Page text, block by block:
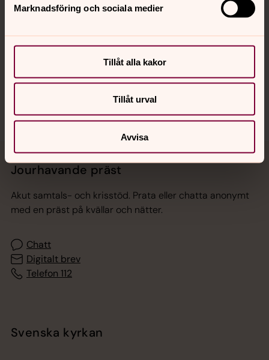
Marknadsföring och sociala medier
Tillåt alla kakor
Tillåt urval
Avvisa
Sociala kanaler
Jourhavande präst
Akut samtals- och krisstöd. Prata eller chatta anonymt
med en präst på kvällar och nätter.
Chatt
Digitalt brev
Telefon 112
Svenska kyrkan